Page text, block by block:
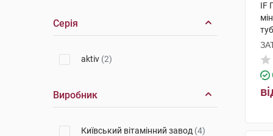
Серія
aktiv (2)
Виробник
Київський вітамінний завод (4)
IF